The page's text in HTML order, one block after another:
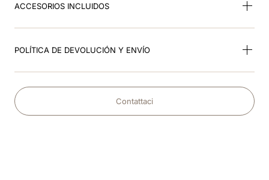
ACCESORIOS INCLUIDOS
POLÍTICA DE DEVOLUCIÓN Y ENVÍO
Contattaci